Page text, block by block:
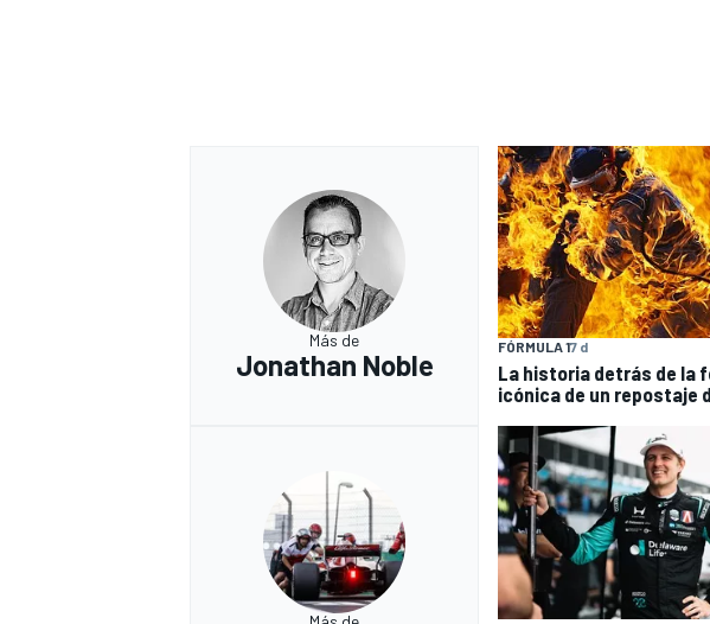
Más de
Jonathan Noble
FÓRMULA 17 d
La historia detrás de la
icónica de un repostaje